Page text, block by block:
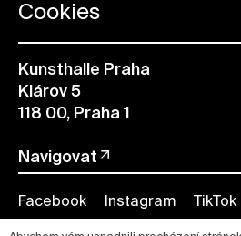
Cookies
Kunsthalle Praha
Klárov 5
118 00, Praha 1
Navigovat
Facebook Instagram TikTok